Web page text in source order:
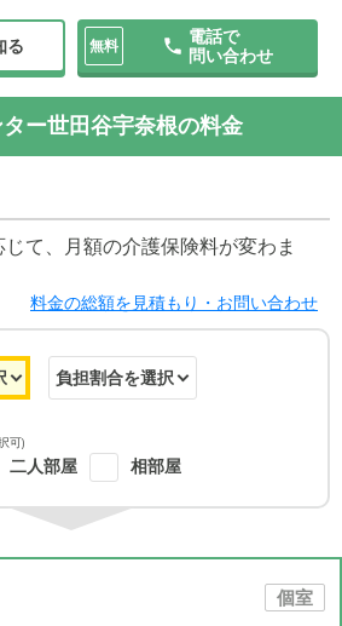
る 無料
電話で
問い合わせ
ー世田谷宇奈根の料金
て、月額の介護保険料が変わま
料金の総額を見積もり・お問い合わせ
可)
二人部屋 相部屋
個室